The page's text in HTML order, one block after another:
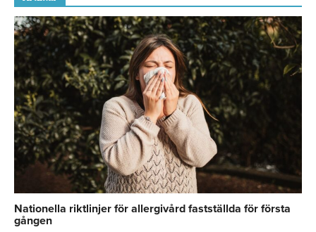
Nationella riktlinjer för allergivård fastställda för första
gången